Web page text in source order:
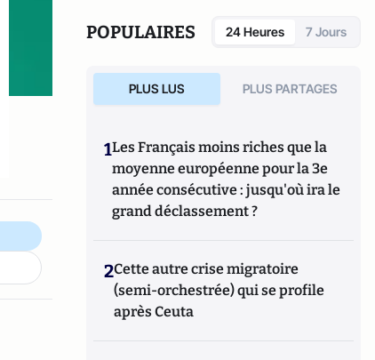
POPULAIRES 24 Heures 7 Jours
PLUS LUS PLUS PARTAGES
1Les Français moins riches que la
moyenne européenne pour la 3e
année consécutive : jusqu'où ira le
grand déclassement ?
2Cette autre crise migratoire
(semi-orchestrée) qui se profile
après Ceuta